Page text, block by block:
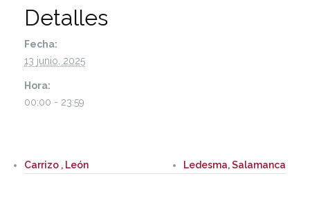
Detalles
Fecha:
13 junio, 2025
Hora:
00:00 - 23:59
Carrizo , León Ledesma, Salamanca